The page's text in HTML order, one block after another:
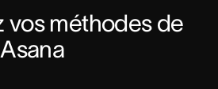
vos méthodes de